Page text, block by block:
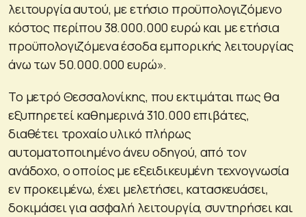
λειτουργία αυτού, με ετήσιο προϋπολογιζόμενο
κόστος περίπου 38.000.000 ευρώ και με ετήσια
προϋπολογιζόμενα έσοδα εμπορικής λειτουργίας
άνω των 50.000.000 ευρώ».
Το μετρό Θεσσαλονίκης, που εκτιμάται πως θα
εξυπηρετεί καθημερινά 310.000 επιβάτες,
διαθέτει τροχαίο υλικό πλήρως
αυτοματοποιημένο άνευ οδηγού, από τον
ανάδοχο, ο οποίος με εξειδικευμένη τεχνογνωσία
εν προκειμένω, έχει μελετήσει, κατασκευάσει,
δοκιμάσει για ασφαλή λειτουργία, συντηρήσει και